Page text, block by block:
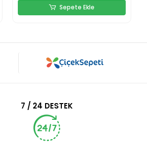
Sepete Ekle
7 / 24 DESTEK